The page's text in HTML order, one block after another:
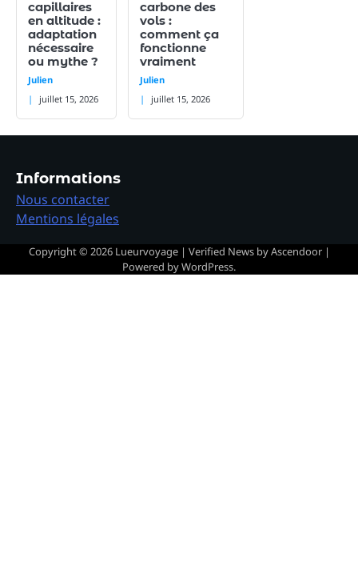
capillaires
en altitude :
adaptation
nécessaire
ou mythe ?
Julien
juillet 15, 2026
carbone des
vols :
comment ça
fonctionne
vraiment
Julien
juillet 15, 2026
Informations
Nous contacter
Mentions légales
Copyright © 2026 Lueurvoyage| Verified News byAscendoor|
Powered byWordPress.